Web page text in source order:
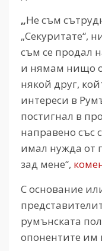
„Не съм
„Секуритате“,
съм се продал
и нямам нищо
някой друг,
интереси в
постигнал в
направено със
имал нужда от
зад мене“,
С основание
румънската
опонентите им